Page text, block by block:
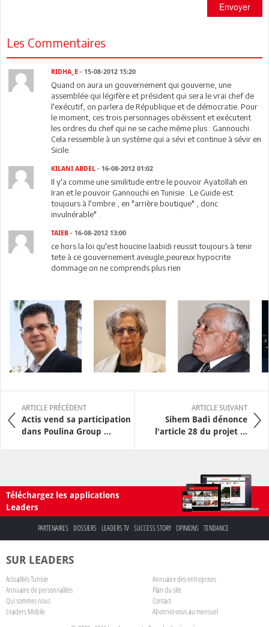
Envoyer
Les Commentaires
RIDHA_E - 15-08-2012 15:20
Quand on aura un gouvernement qui gouverne, une
assemblée qui légifère et président qui sera le vrai chef de
l'exécutif, on parlera de République et de démocratie. Pour
le moment, ces trois personnages obéissent et exécutent
les ordres du chef qui ne se cache même plus : Gannouchi.
Cela ressemble à un système qui a sévi et continue à sévir en
Sicile.
KILANI ABDEL - 16-08-2012 01:02
Il y'a comme une similitude entre le pouvoir Ayatollah en
Iran et le pouvoir Gannouchi en Tunisie . Le Guide est
toujours à l'ombre , en "arrière boutique" , donc
invulnérable" .
TAIEB - 16-08-2012 13:00
ce hors la loi qu'est houcine laabidi reussit toujours à tenir
tete à ce gouvernement aveugle,peureux hypocrite
dommage on ne comprends plus rien
ARTICLE PRÉCÉDENT
Actis vend sa participation
dans Poulina Group ...
ARTICLE SUIVANT
Sihem Badi dénonce
l'article 28 du projet ...
Téléchargez les applications
Leaders
PARTENAIRES DOSSIERS LEADERS TV SUCCESS STORY OPINIONS TENDANCE
SUR LEADERS
Actualités Tunisie
Annuaire des entreprises
Annuaire de personnalités
Plan du site
Qui sommes nous
Contact
Leaders Mobile
Abonnez-vous au mensuel